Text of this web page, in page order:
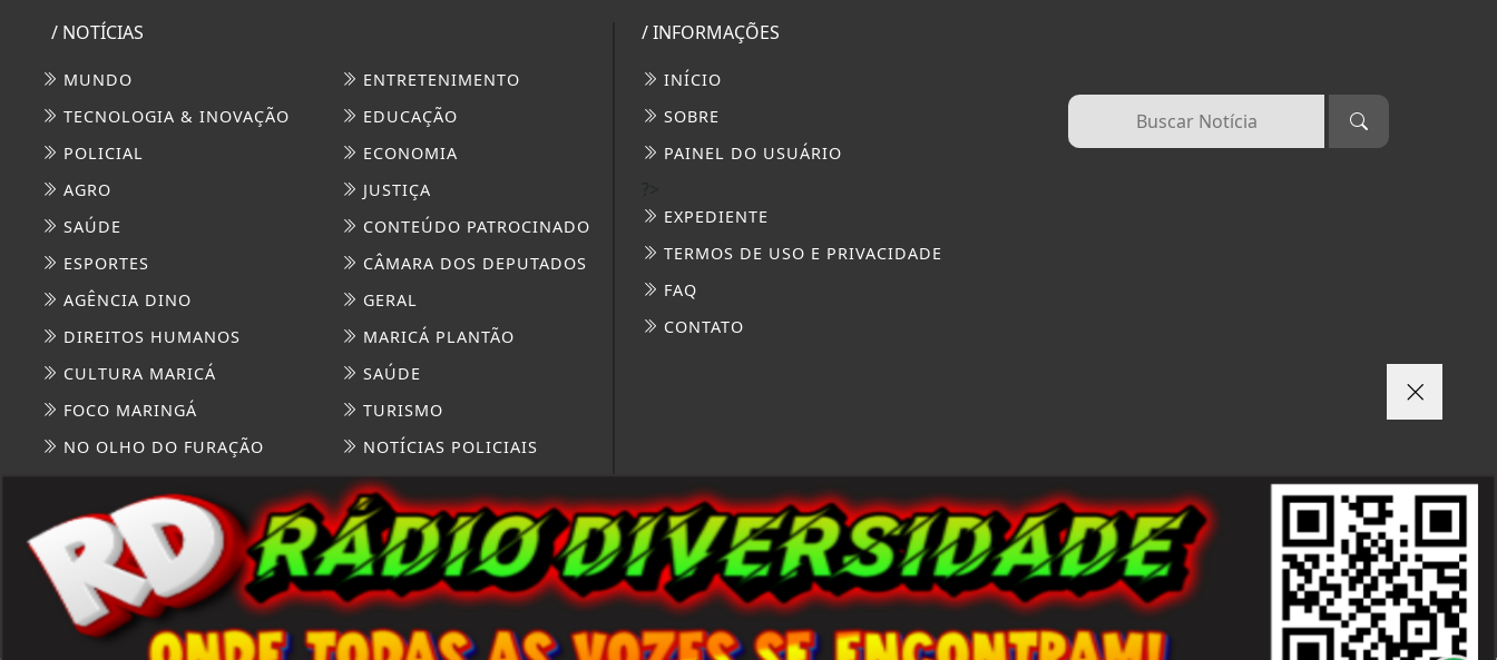
/ NOTÍCIAS
MUNDO
ENTRETENIMENTO
TECNOLOGIA & INOVAÇÃO
EDUCAÇÃO
POLICIAL
ECONOMIA
AGRO
JUSTIÇA
SAÚDE
CONTEÚDO PATROCINADO
ESPORTES
CÂMARA DOS DEPUTADOS
AGÊNCIA DINO
GERAL
DIREITOS HUMANOS
MARICÁ PLANTÃO
CULTURA MARICÁ
SAÚDE
FOCO MARINGÁ
TURISMO
NO OLHO DO FURAÇÃO
NOTÍCIAS POLICIAIS
TOCANDO A BOLA
CULTURA BRASIL
PARIS DIVERSIDADE
/ INFORMAÇÕES
INÍCIO
SOBRE
PAINEL DO USUÁRIO
EXPEDIENTE
TERMOS DE USO E PRIVACIDADE
FAQ
CONTATO
3W CONTROL - TODOS OS DIREITOS RESERVADOS
Termos de Uso e Privacidade